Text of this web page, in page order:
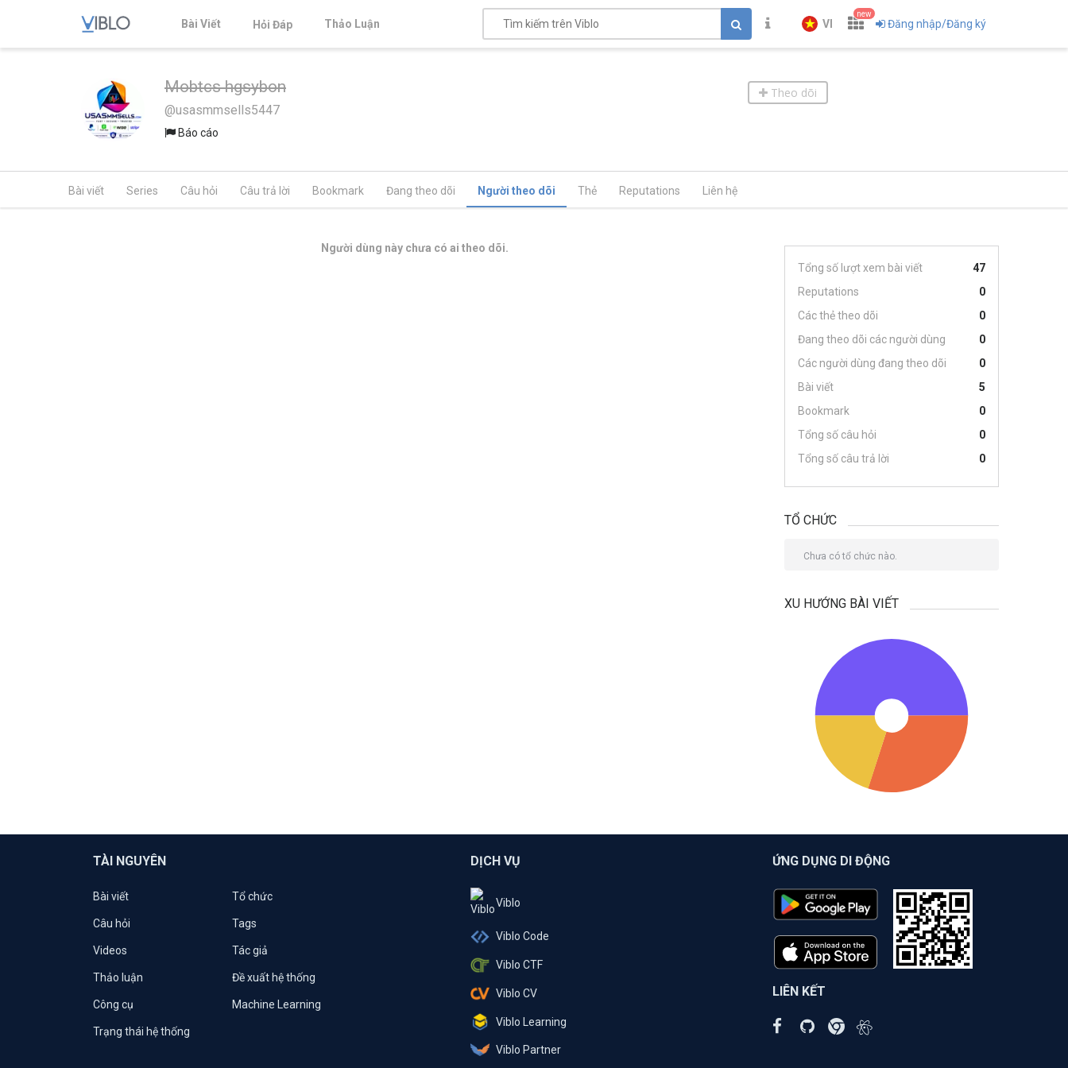
Bài Viết Hỏi Đáp Thảo Luận VI
new
Đăng nhập/Đăng ký
Mobtcs hgsybon
@usasmmsells5447
Báo cáo
Theo dõi
Bài viết Series Câu hỏi Câu trả lời Bookmark Đang theo dõi Người theo dõi Thẻ Reputations Liên hệ
Người dùng này chưa có ai theo dõi.
Tổng số lượt xem bài viết
47
Reputations
0
Các thẻ theo dõi
0
Đang theo dõi các người dùng
0
Các người dùng đang theo dõi
0
Bài viết
5
Bookmark
0
Tổng số câu hỏi
0
Tổng số câu trả lời
0
TỔ CHỨC
Chưa có tổ chức nào.
XU HƯỚNG BÀI VIẾT
TÀI NGUYÊN
Bài viết Tổ chức
Câu hỏi Tags
Videos Tác giả
Thảo luận Đề xuất hệ thống
Công cụ Machine Learning
Trạng thái hệ thống
DỊCH VỤ
Viblo
Viblo Code
Viblo CTF
Viblo CV
Viblo Learning
Viblo Partner
ỨNG DỤNG DI ĐỘNG
LIÊN KẾT